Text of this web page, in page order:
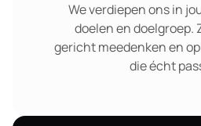
We verdiepen ons in
doelen en doelgroep.
gericht meedenken en
die écht